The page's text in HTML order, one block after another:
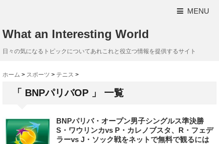
MENU
What an Interesting World
日々の気になるトピックについてあれこれと役立つ情報を提供するサイト
ホーム > スポーツ > テニス >
「 BNPパリバOP 」 一覧
BNPパリバ・オープン男子シングルス準決勝
S・ワウリンカvs P・カレノブスタ、R・フェデ
ラーvs J・ソック戦をネットで無料で観るには